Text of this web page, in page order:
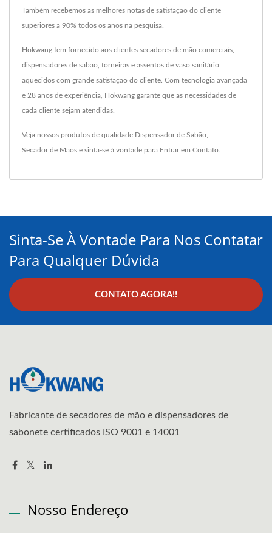
Também recebemos as melhores notas de satisfação do cliente
superiores a 90% todos os anos na pesquisa.
Hokwang tem fornecido aos clientes secadores de mão comerciais,
dispensadores de sabão, torneiras e assentos de vaso sanitário
aquecidos com grande satisfação do cliente. Com tecnologia avançada
e 28 anos de experiência, Hokwang garante que as necessidades de
cada cliente sejam atendidas.
Veja nossos produtos de qualidade Dispensador de Sabão
Secador de Mãos e sinta-se à vontade para Entrar em Contato
Sinta-Se À Vontade Para Nos Contatar
Para Qualquer Dúvida
CONTATO AGORA!!
Fabricante de secadores de mão e dispensadores de
sabonete certificados ISO 9001 e 14001
Nosso Endereço